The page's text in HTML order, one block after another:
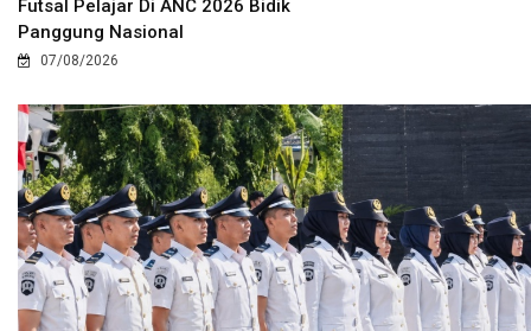
Futsal Pelajar Di ANC 2026 Bidik
Panggung Nasional
07/08/2026